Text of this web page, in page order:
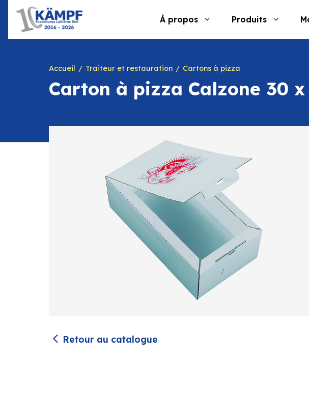
contenu
À propos Produits
Accueil Traiteur et restauration Cartons à pizza
Carton à pizza Calzone 30 x
Retour au catalogue